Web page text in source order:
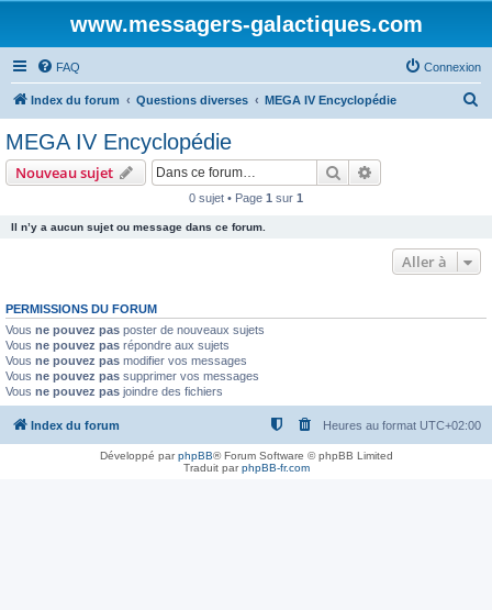
www.messagers-galactiques.com
FAQ Connexion
Index du forum Questions diverses MEGA IV Encyclopédie
MEGA IV Encyclopédie
Nouveau sujet Rechercher
0 sujet • Page 1 sur 1
Il n’y a aucun sujet ou message dans ce forum.
Aller à
PERMISSIONS DU FORUM
Vous ne pouvez pas poster de nouveaux sujets
Vous ne pouvez pas répondre aux sujets
Vous ne pouvez pas modifier vos messages
Vous ne pouvez pas supprimer vos messages
Vous ne pouvez pas joindre des fichiers
Index du forum Heures au format UTC+02:00
Développé parphpBB® Forum Software © phpBB Limited
Traduit parphpBB-fr.com